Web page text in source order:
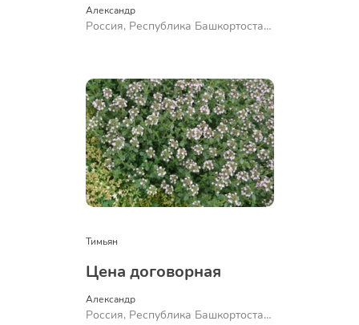
Александр
Россия, Республика Башкортостан,
Тимьян
Цена договорная
Александр
Россия, Республика Башкортостан,